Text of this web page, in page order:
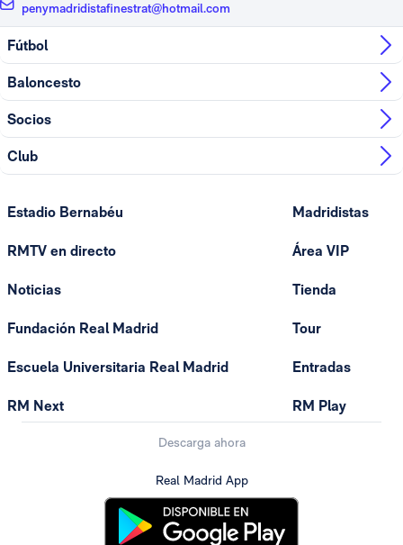
penymadridistafinestrat@hotmail.com
Fútbol
Baloncesto
Socios
Club
Estadio Bernabéu
RMTV en directo
Noticias
Fundación Real Madrid
Escuela Universitaria Real Madrid
RM Next
Madridistas
Área VIP
Tienda
Tour
Entradas
RM Play
Descarga ahora
Real Madrid App